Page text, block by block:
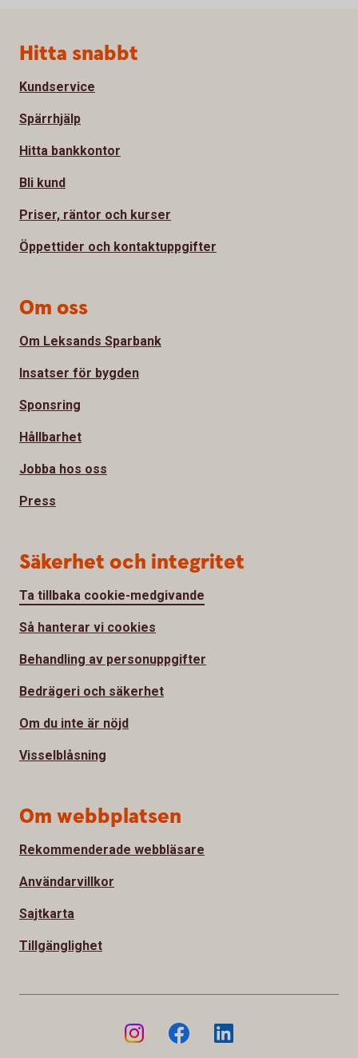
Sidfot
Hitta snabbt
Kundservice
Spärrhjälp
Hitta bankkontor
Bli kund
Priser, räntor och kurser
Öppettider och kontaktuppgifter
Om oss
Om Leksands Sparbank
Insatser för bygden
Sponsring
Hållbarhet
Jobba hos oss
Press
Säkerhet och integritet
Ta tillbaka cookie-medgivande
Så hanterar vi cookies
Behandling av personuppgifter
Bedrägeri och säkerhet
Om du inte är nöjd
Visselblåsning
Om webbplatsen
Rekommenderade webbläsare
Användarvillkor
Sajtkarta
Tillgänglighet